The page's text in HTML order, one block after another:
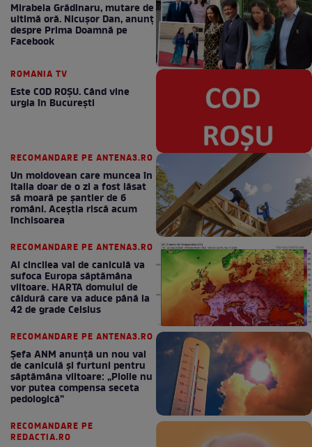
Mirabela Grădinaru, mutare de
ultimă oră. Nicuşor Dan, anunţ
despre Prima Doamnă pe
Facebook
ROMANIA TV
Este COD ROŞU. Când vine
urgia în Bucureşti
RECOMANDARE PE ANTENA3.RO
Un moldovean care muncea în
Italia doar de o zi a fost lăsat
să moară pe şantier de 6
români. Aceștia riscă acum
închisoarea
RECOMANDARE PE ANTENA3.RO
Al cincilea val de caniculă va
sufoca Europa săptămâna
viitoare. HARTA domului de
căldură care va aduce până la
42 de grade Celsius
RECOMANDARE PE ANTENA3.RO
Șefa ANM anunță un nou val
de caniculă și furtuni pentru
săptămâna viitoare: „Ploile nu
vor putea compensa seceta
pedologică”
RECOMANDARE PE
REDACTIA.RO